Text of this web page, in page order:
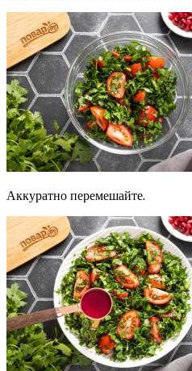
Аккуратно перемешайте.